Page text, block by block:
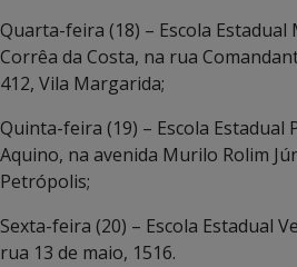
Quarta-feira (18) – Escola Estadual
Corrêa da Costa, na rua
412, Vila Margarida;
Quinta-feira (19) – Escola Estadual
Aquino, na avenida Murilo Rolim
Petrópolis;
Sexta-feira (20) – Escola Estadual
rua 13 de maio, 1516.